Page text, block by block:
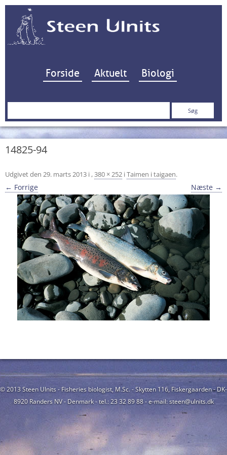
Hop til indhold
Forside Aktuelt Biologi
Søg
14825-94
Udgivet den 29. marts 2013 i ,380 × 252 iTaimen i taigaen.
← Forrige Næste →
© 2013 Steen Ulnits - Fisheries biologist, M.Sc. - Skytten 116, Fiskergaarden - DK-
8920 Randers NV - Denmark - tel.: 23 32 89 88 - e-mail: steen@ulnits.dk